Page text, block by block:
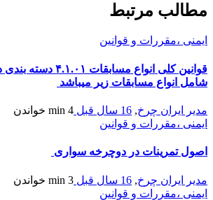
مطالب مرتبط
ایمنی ،مقررات و قوانین
قوانین کلی انواع
شامل انواع مسابقات زیر میباشد
مدیر ایران چرخ, 16 سال قبل 4 min
خواندن
ایمنی ،مقررات و قوانین
اصول تمرینات در دوچرخه سواری
مدیر ایران چرخ, 16 سال قبل 3 min
خواندن
ایمنی ،مقررات و قوانین